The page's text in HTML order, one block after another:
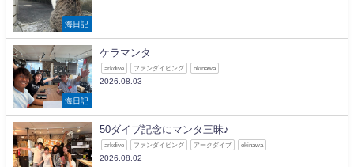
海日記
海日記
ケラマンタ
arkdive ファンダイビング okinawa
2026.08.03
50ダイブ記念にマンタ三昧♪
arkdive ファンダイビング アークダイブ okinawa
2026.08.02